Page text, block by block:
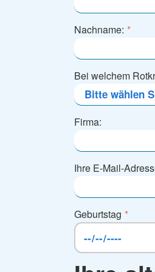
Nachname: *
Bei welchem
Firma:
Ihre E-Mail-
Geburtstag *